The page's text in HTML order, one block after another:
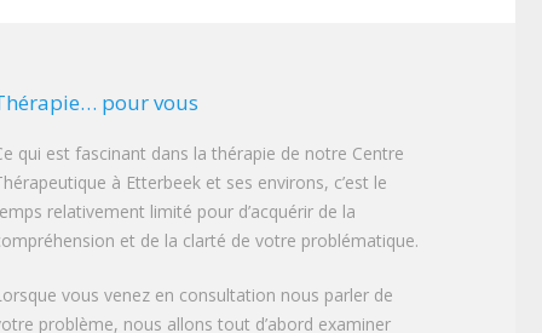
pour vous
qui est fascinant dans la thérapie de notre Centre
à Etterbeek et ses environs, c’est le
relativement limité pour d’acquérir de la
et de la clarté de votre problématique.
vous venez en consultation nous parler de
problème, nous allons tout d’abord examiner